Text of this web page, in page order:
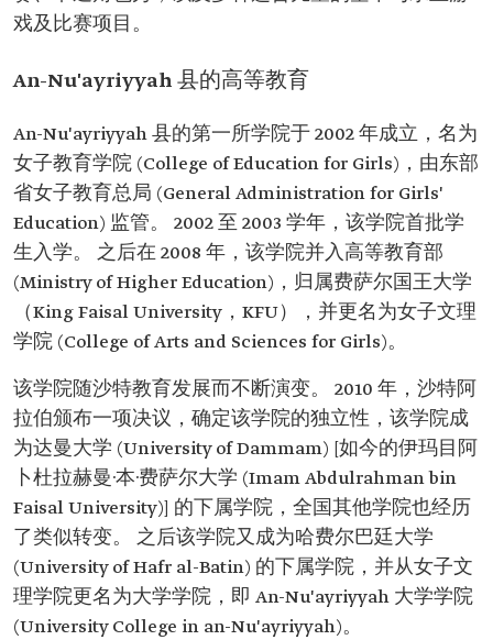
戏及比赛项目。
An-Nu'ayriyyah 县的高等教育
An-Nu'ayriyyah 县的第一所学院于 2002 年成立，名为
女子教育学院 (College of Education for Girls)，由东部
省女子教育总局 (General Administration for Girls'
Education) 监管。 2002 至 2003 学年，该学院首批学
生入学。 之后在 2008 年，该学院并入高等教育部
(Ministry of Higher Education)，归属费萨尔国王大学
（King Faisal University，KFU），并更名为女子文理
学院 (College of Arts and Sciences for Girls)。
该学院随沙特教育发展而不断演变。 2010 年，沙特阿
拉伯颁布一项决议，确定该学院的独立性，该学院成
为达曼大学 (University of Dammam) [如今的伊玛目阿
卜杜拉赫曼·本·费萨尔大学 (Imam Abdulrahman bin
Faisal University)] 的下属学院，全国其他学院也经历
了类似转变。 之后该学院又成为哈费尔巴廷大学
(University of Hafr al-Batin) 的下属学院，并从女子文
理学院更名为大学学院，即 An-Nu'ayriyyah 大学学院
(University College in an-Nu'ayriyyah)。